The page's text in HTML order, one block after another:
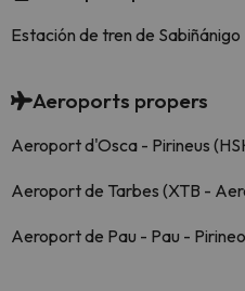
Estación de tren de Sabiñánigo
Aeroports propers
Aeroport d'Osca - Pirineus
Aeroport de Tarbes (XTB -
Aeroport de Pau - Pau -